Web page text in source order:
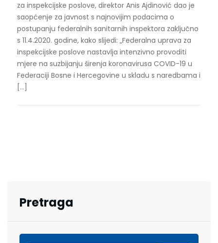
za inspekcijske poslove, direktor Anis Ajdinović dao je
saopćenje za javnost s najnovijim podacima o
postupanju federalnih sanitarnih inspektora zaključno
s 11.4.2020. godine, kako slijedi: „Federalna uprava za
inspekcijske poslove nastavlja intenzivno provoditi
mjere na suzbijanju širenja koronavirusa COVID-19 u
Federaciji Bosne i Hercegovine u skladu s naredbama i
[…]
Pretraga